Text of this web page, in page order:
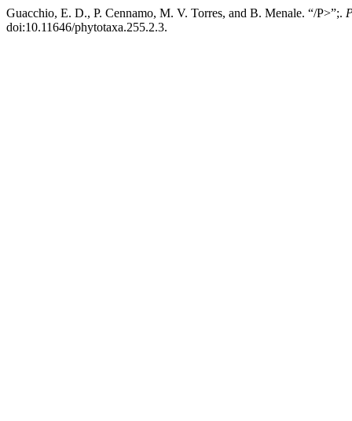
Guacchio, E. D., P. Cennamo, M. V. Torres, and B. Menale. “/P>”;.
doi:10.11646/phytotaxa.255.2.3.